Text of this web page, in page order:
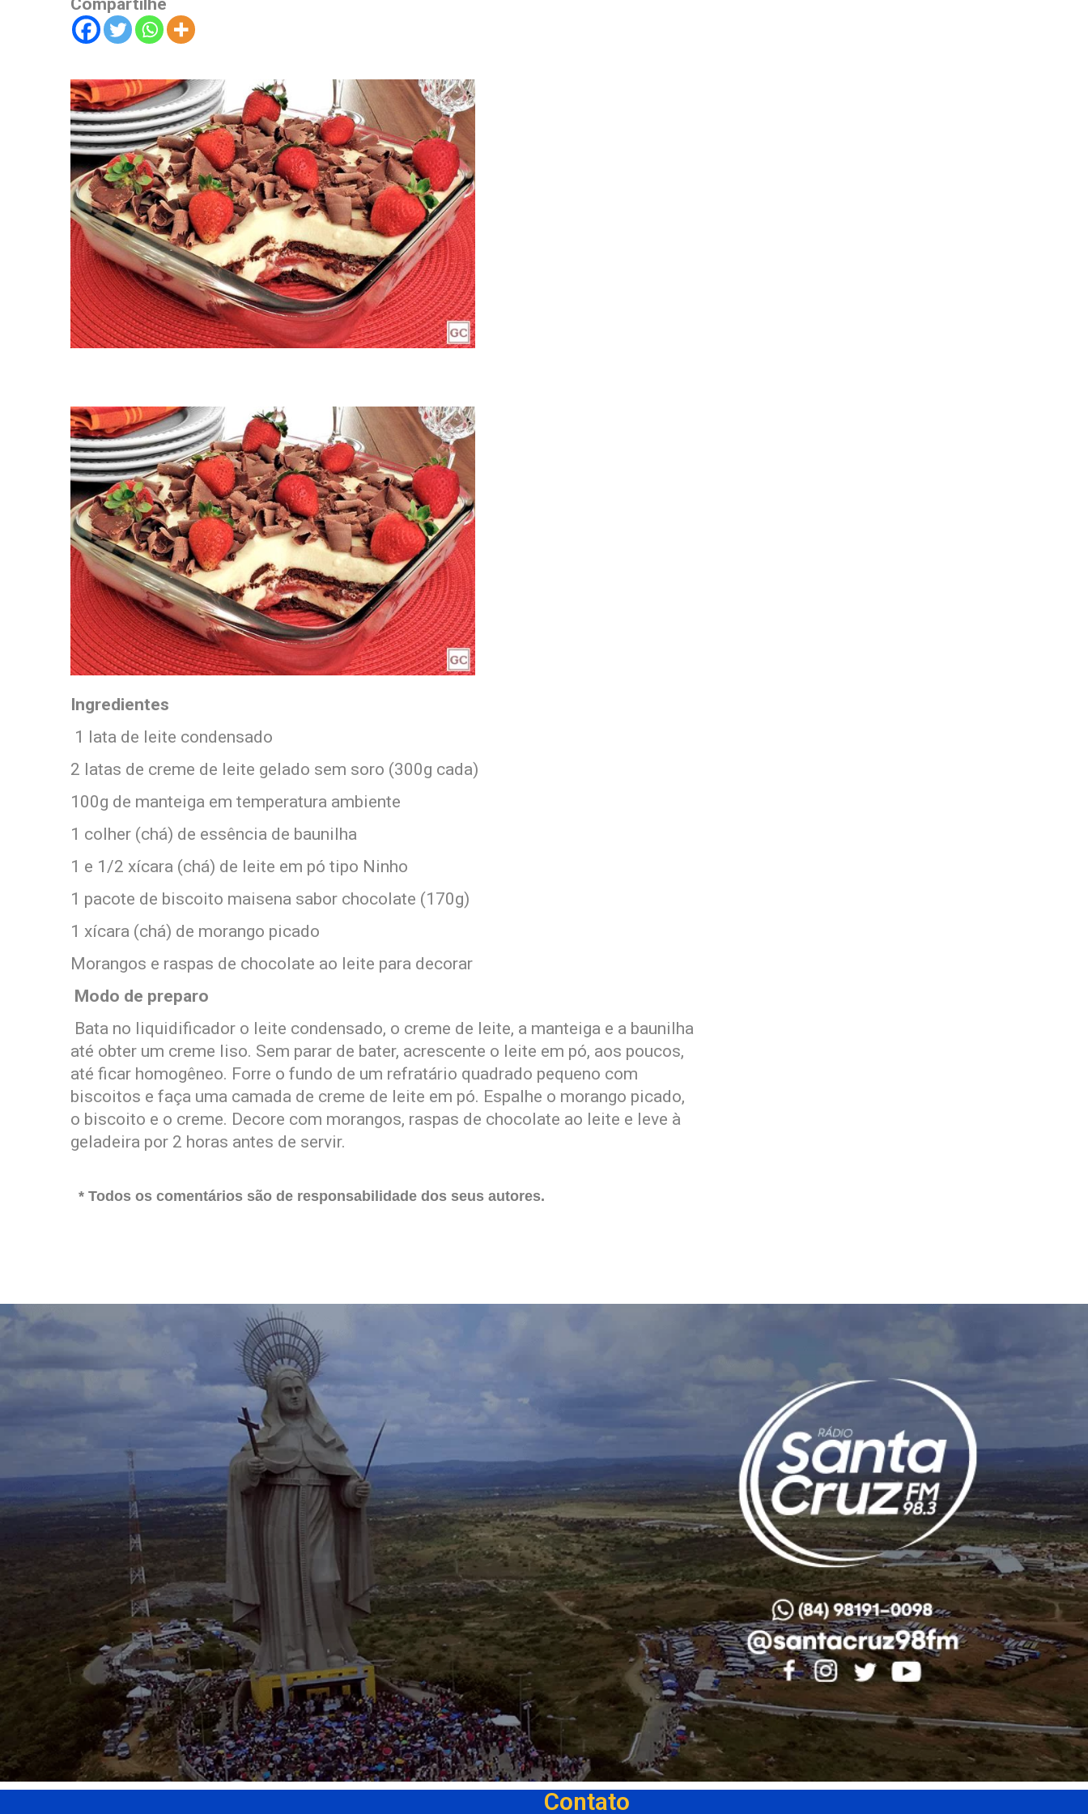
Compartilhe
Ingredientes
1 lata de leite condensado
2 latas de creme de leite gelado sem soro (300g cada)
100g de manteiga em temperatura ambiente
1 colher (chá) de essência de baunilha
1 e 1/2 xícara (chá) de leite em pó tipo Ninho
1 pacote de biscoito maisena sabor chocolate (170g)
1 xícara (chá) de morango picado
Morangos e raspas de chocolate ao leite para decorar
Modo de preparo
Bata no liquidificador o leite condensado, o creme de leite, a manteiga e a baunilha
até obter um creme liso. Sem parar de bater, acrescente o leite em pó, aos poucos,
até ficar homogêneo. Forre o fundo de um refratário quadrado pequeno com
biscoitos e faça uma camada de creme de leite em pó. Espalhe o morango picado,
o biscoito e o creme. Decore com morangos, raspas de chocolate ao leite e leve à
geladeira por 2 horas antes de servir.
* Todos os comentários são de responsabilidade dos seus autores.
Contato